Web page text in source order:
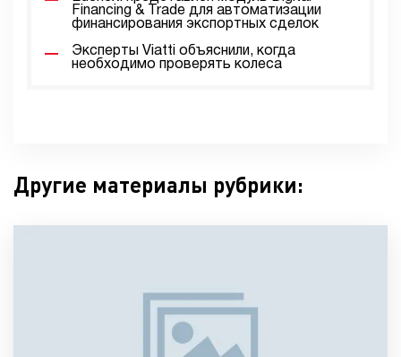
Financing & Trade для автоматизации
финансирования экспортных сделок
Эксперты Viatti объяснили, когда
необходимо проверять колеса
Другие материалы рубрики: